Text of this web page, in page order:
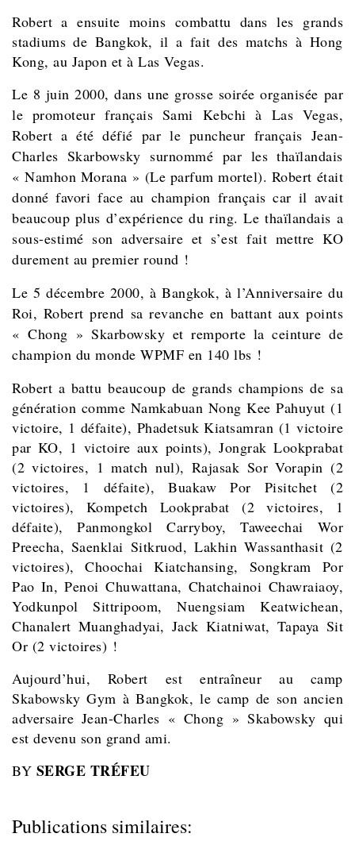
Robert a ensuite moins combattu dans les grands
stadiums de Bangkok, il a fait des matchs à Hong
Kong, au Japon et à Las Vegas.
Le 8 juin 2000, dans une grosse soirée organisée par
le promoteur français Sami Kebchi à Las Vegas,
Robert a été défié par le puncheur français Jean-
Charles Skarbowsky surnommé par les thaïlandais
« Namhon Morana » (Le parfum mortel). Robert était
donné favori face au champion français car il avait
beaucoup plus d’expérience du ring. Le thaïlandais a
sous-estimé son adversaire et s’est fait mettre KO
durement au premier round !
Le 5 décembre 2000, à Bangkok, à l’Anniversaire du
Roi, Robert prend sa revanche en battant aux points
« Chong » Skarbowsky et remporte la ceinture de
champion du monde WPMF en 140 lbs !
Robert a battu beaucoup de grands champions de sa
génération comme Namkabuan Nong Kee Pahuyut (1
victoire, 1 défaite), Phadetsuk Kiatsamran (1 victoire
par KO, 1 victoire aux points), Jongrak Lookprabat
(2 victoires, 1 match nul), Rajasak Sor Vorapin (2
victoires, 1 défaite), Buakaw Por Pisitchet (2
victoires), Kompetch Lookprabat (2 victoires, 1
défaite), Panmongkol Carryboy, Taweechai Wor
Preecha, Saenklai Sitkruod, Lakhin Wassanthasit (2
victoires), Choochai Kiatchansing, Songkram Por
Pao In, Penoi Chuwattana, Chatchainoi Chawraiaoy,
Yodkunpol Sittripoom, Nuengsiam Keatwichean,
Chanalert Muanghadyai, Jack Kiatniwat, Tapaya Sit
Or (2 victoires) !
Aujourd’hui, Robert est entraîneur au camp
Skabowsky Gym à Bangkok, le camp de son ancien
adversaire Jean-Charles « Chong » Skabowsky qui
est devenu son grand ami.
BY SERGE TRÉFEU
Publications similaires: